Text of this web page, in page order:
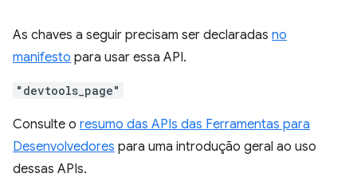
As chaves a seguir precisam ser declaradas no
manifesto para usar essa API.
"devtools_page"
Consulte o resumo das APIs das Ferramentas para
Desenvolvedores para uma introdução geral ao uso
dessas APIs.